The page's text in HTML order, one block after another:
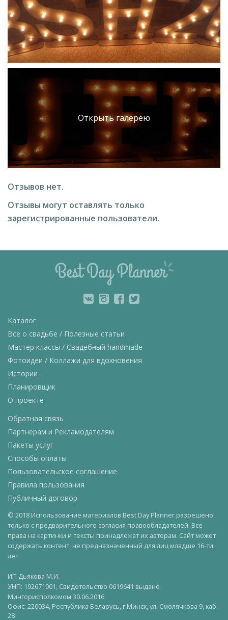
Открыть галерею
Отзывов нет.
Отзывы могут оставлять только
зарегистрированные пользователи.
Каталог
Все о свадьбе / Полезные статьи
Мастер классы / Свадебный handmade
Фотоидеи / Коллажи для вдохновения
Истории
Планировщик
О проекте
Обратная связь
Партнерам и Рекламодателям
Пакеты услуг
Способы оплаты
Пользовательское соглашение
Правила пользования
Публичный договор
© 2018 Использование материалов Best Day Planner разрешено
только с предварительного согласия правообладателей. Все
права на картинки и тексты принадлежат их авторам. Сайт может
содержать контент, не предназначенный для лиц младше 16-ти
лет.
ИП Дьякова М.И.
УНП: 192671001, Свидетельство 0619641 выдано
Мингорисполкомом 30.06.2016
Офис: 220034, Республика Беларусь, г.Минск, ул. Смолячкова 9, каб.
28